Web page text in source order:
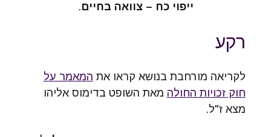
ייפוי כח – צוואה בחיים.
רקע
לקריאה מורחבת בנושא קראו את המאמר על
חוק זכויות החולה מאת השופט בדימוס אליהו
מצא ז"ל.